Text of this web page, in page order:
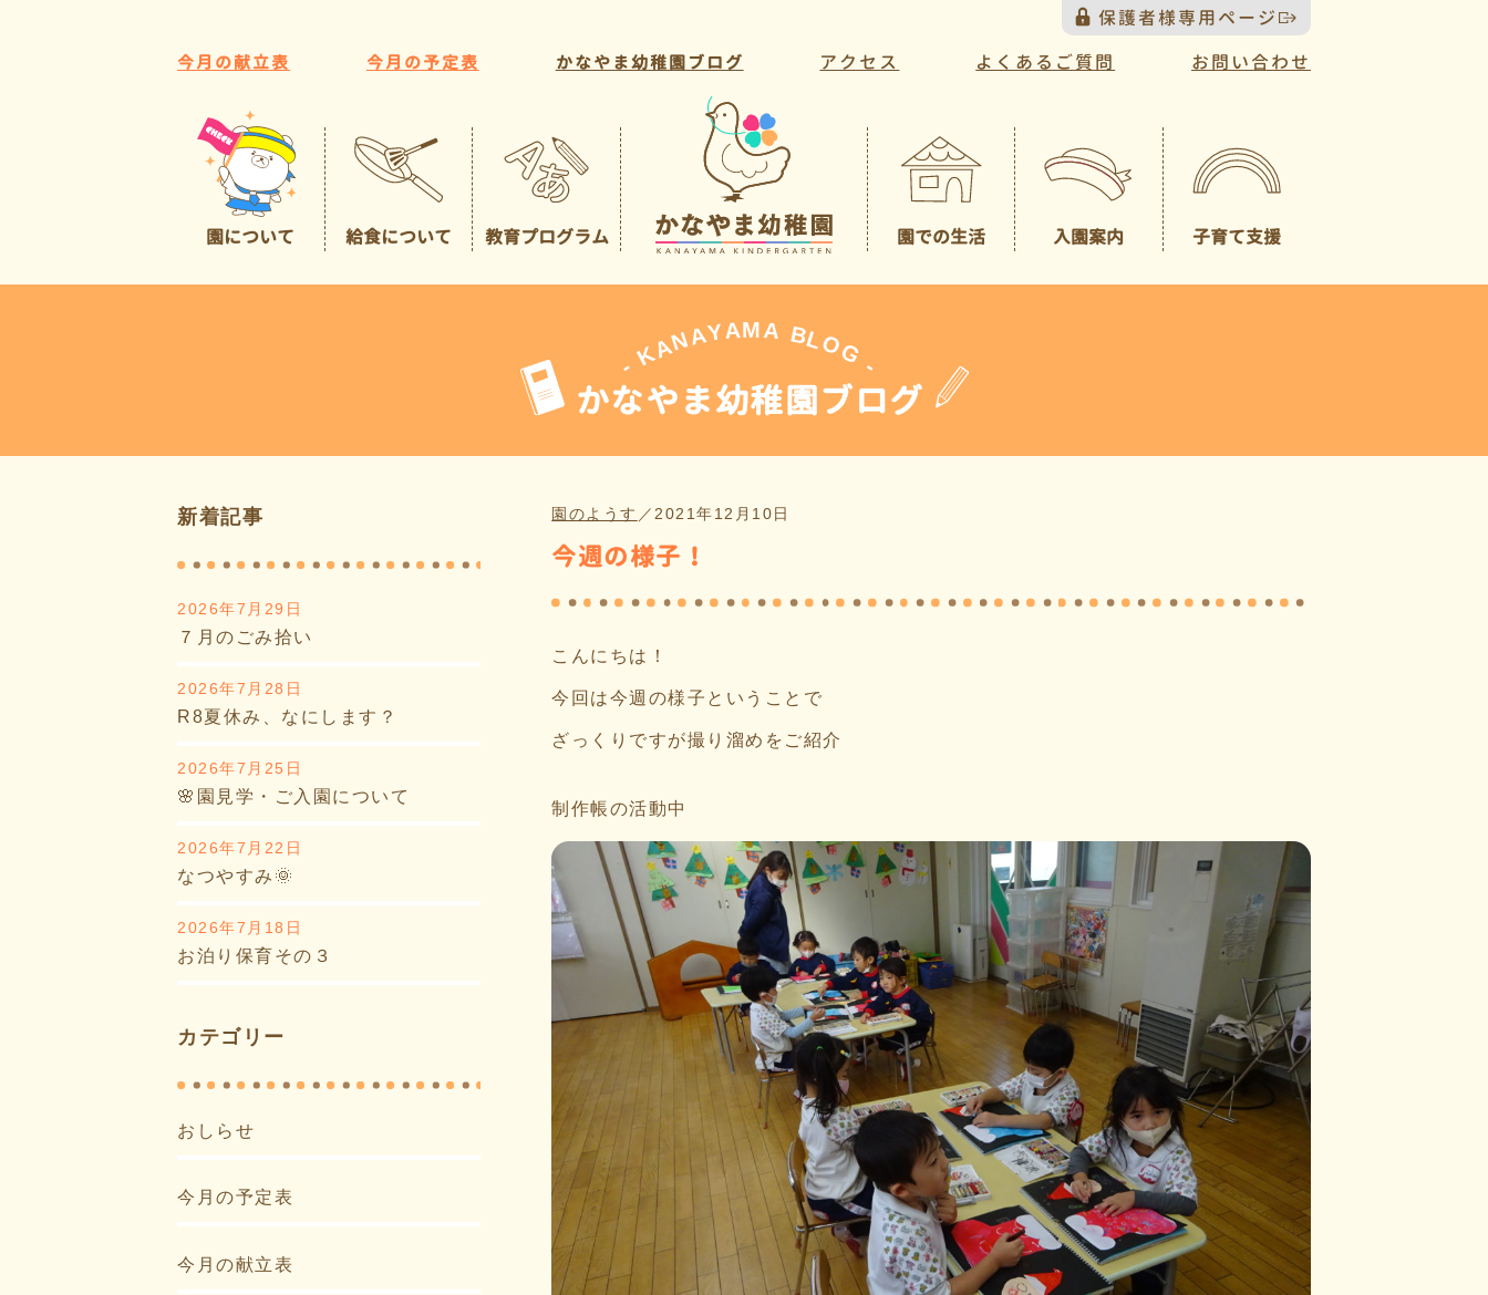
保護者様専用ページ
今月の献立表 今月の予定表 かなやま幼稚園ブログ アクセス よくあるご質問 お問い合わせ
園について
給食について
給食について 教育プログラム
教育活動
園での生活
一日の様子
入園案内
園見学について
子育て支援
（未就園児クラス）
一時預かり
- KANAYAMA BLOG -
かなやま幼稚園ブログ
新着記事
2026年7月29日
７月のごみ拾い
2026年7月28日
R8夏休み、なにします？
2026年7月25日
🌸園見学・ご入園について
2026年7月22日
なつやすみ🌞
2026年7月18日
お泊り保育その３
カテゴリー
おしらせ
今月の予定表
今月の献立表
園のようす ／ 2021年12月10日
今週の様子！
こんにちは！
今回は今週の様子ということで
ざっくりですが撮り溜めをご紹介
制作帳の活動中